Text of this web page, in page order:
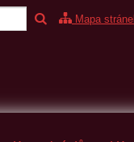
Mapa